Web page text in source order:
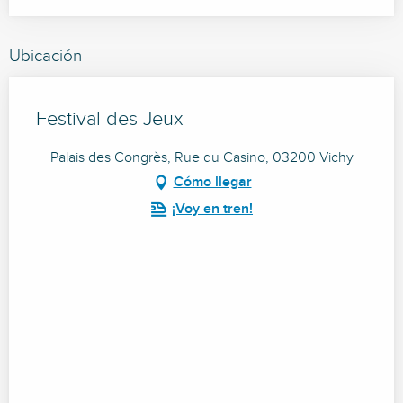
Ubicación
Festival des Jeux
Palais des Congrès, Rue du Casino, 03200 Vichy
Cómo llegar
¡Voy en tren!